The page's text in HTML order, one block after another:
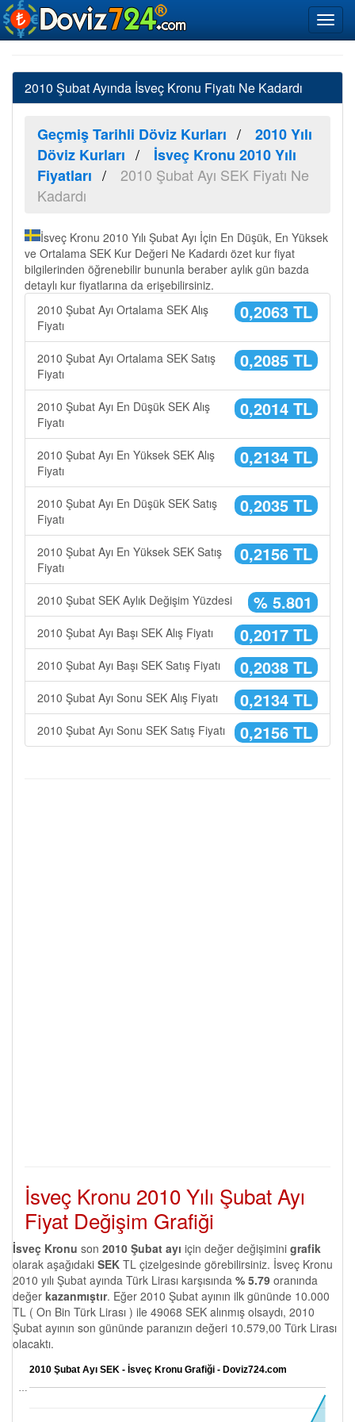
2010 Şubat Ayında İsveç Kronu Fiyatı Ne Kadardı
Geçmiş Tarihli Döviz Kurları
2010 Yılı
Döviz Kurları
İsveç Kronu 2010 Yılı
Fiyatları
2010 Şubat Ayı SEK Fiyatı Ne
Kadardı
İsveç Kronu 2010 Yılı Şubat Ayı İçin En Düşük, En Yüksek
ve Ortalama SEK Kur Değeri Ne Kadardı özet kur fiyat
bilgilerinden öğrenebilir bununla beraber aylık gün bazda
detaylı kur fiyatlarına da erişebilirsiniz.
0,2063 TL
2010 Şubat Ayı Ortalama SEK Alış
Fiyatı
0,2085 TL
2010 Şubat Ayı Ortalama SEK Satış
Fiyatı
0,2014 TL
2010 Şubat Ayı En Düşük SEK Alış
Fiyatı
0,2134 TL
2010 Şubat Ayı En Yüksek SEK Alış
Fiyatı
0,2035 TL
2010 Şubat Ayı En Düşük SEK Satış
Fiyatı
0,2156 TL
2010 Şubat Ayı En Yüksek SEK Satış
Fiyatı
% 5.801
2010 Şubat SEK Aylık Değişim Yüzdesi
0,2017 TL
2010 Şubat Ayı Başı SEK Alış Fiyatı
0,2038 TL
2010 Şubat Ayı Başı SEK Satış Fiyatı
0,2134 TL
2010 Şubat Ayı Sonu SEK Alış Fiyatı
0,2156 TL
2010 Şubat Ayı Sonu SEK Satış Fiyatı
İsveç Kronu 2010 Yılı Şubat Ayı
Fiyat Değişim Grafiği
İsveç Kronu son 2010 Şubat ayı için değer değişimini grafik
olarak aşağıdaki SEK TL çizelgesinde görebilirsiniz. İsveç Kronu
2010 yılı Şubat ayında Türk Lirası karşısında % 5.79 oranında
değer kazanmıştır. Eğer 2010 Şubat ayının ilk gününde 10.000
TL ( On Bin Türk Lirası ) ile 49068 SEK alınmış olsaydı, 2010
Şubat ayının son gününde paranızın değeri 10.579,00 Türk Lirası
olacaktı.
2010 Şubat Ayı SEK - İsveç Kronu Grafiği - Doviz724.com